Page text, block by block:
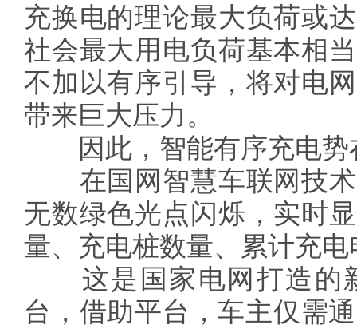
充换电的理论最大负荷或
社会最大用电负荷基本相
不加以有序引导，将对电
带来巨大压力。
因此，智能有序充电势
在国网智慧车联网技术
无数绿色光点闪烁，实时
量、充电桩数量、累计充
这是国家电网打造的
台，借助平台，车主仅需